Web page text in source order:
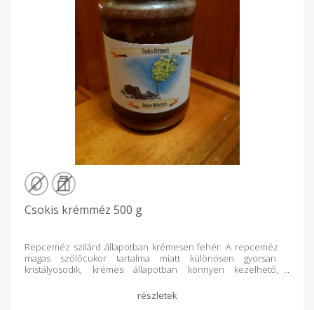
Csokis krémméz 500 g
Repceméz szilárd állapotban krémesen fehér. A repceméz
magas szőlőcukor tartalma miatt különösen gyorsan
kristályosodik, krémes állapotban könnyen kezelhető,
történik. A repceméz beltartalmi értéke a későbbi
kimelegítések hiányában megmarad. Fogyasztása